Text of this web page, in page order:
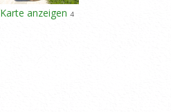
Karte anzeigen 4